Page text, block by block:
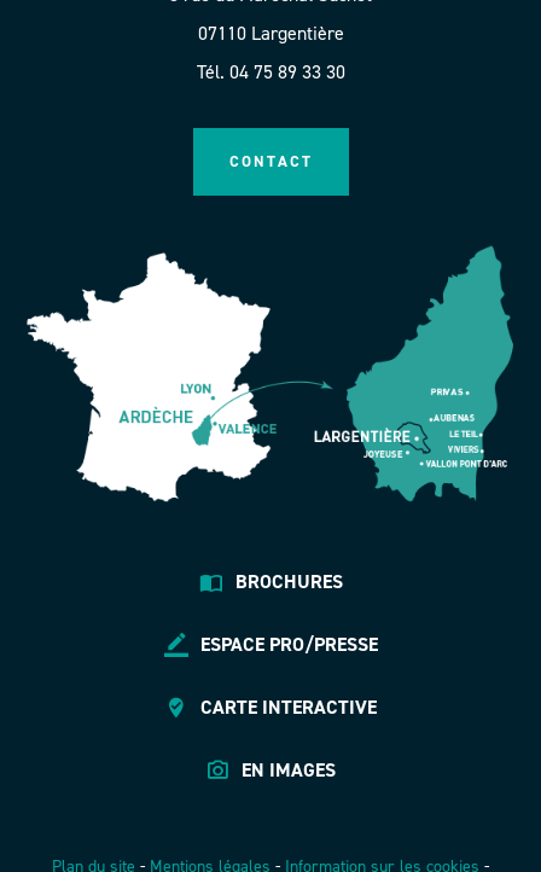
07110 Largentière
Tél. 04 75 89 33 30
CONTACT
BROCHURES
ESPACE PRO/PRESSE
CARTE INTERACTIVE
EN IMAGES
Plan du site - Mentions légales - Information sur les cookies -